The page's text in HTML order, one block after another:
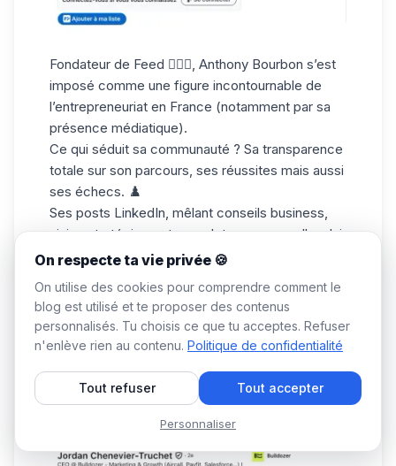
Fondateur de Feed 🏃🏻‍♀️, Anthony Bourbon s’est
imposé comme une figure incontournable de
l’entrepreneuriat en France (notamment par sa
présence médiatique).
Ce qui séduit sa communauté ? Sa transparence
totale sur son parcours, ses réussites mais aussi
ses échecs. ♟️
Ses posts LinkedIn, mêlant conseils business,
vision stratégique et anecdotes personnelles, lui
ont permis d’asseoir son autorité et de capter
Jordan Chenevier-Truchet - Top Voice LinkedIn
Marketing Digital
On respecte ta vie privée 🍪
On utilise des cookies pour comprendre comment le
blog est utilisé et te proposer des contenus
personnalisés. Tu choisis ce que tu acceptes. Refuser
n'enlève rien au contenu. Politique de confidentialité
Tout refuser Tout accepter
Personnaliser